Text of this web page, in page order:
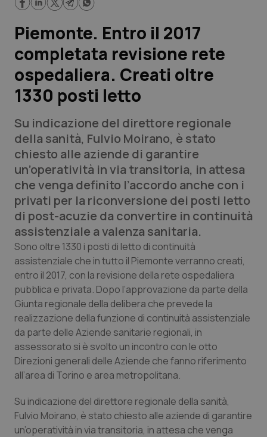
Lavoro e Professioni
Scienza e Farmaci
Studi e Analisi
Lettere al direttore
Edizioni Regionali
QS Pro
Professionisti Sanitari.AI
Abruzzo
Basilicata
Calabria
Campania
Emilia-Romagna
Friuli Venezia Giulia
Lazio
QS Pro Gold
Artrite & artrosi
Asma & BPCO
Car-T
Colesterolo & coronaropatie
Dermatite Atopica
Diabete & glucometri
QS Club Newsletter
Piemonte. Entro il 2017
completata revisione rete
ospedaliera. Creati oltre
1330 posti letto
Su indicazione del direttore regionale
della sanità, Fulvio Moirano, è stato
chiesto alle aziende di garantire
un’operatività in via transitoria, in attesa
che venga definito l’accordo anche con i
privati per la riconversione dei posti letto
di post-acuzie da convertire in continuità
assistenziale a valenza sanitaria.
Sono oltre 1330 i posti di letto di continuità
assistenziale che in tutto il Piemonte verranno creati,
entro il 2017, con la revisione della rete ospedaliera
pubblica e privata. Dopo l’approvazione da parte della
Giunta regionale della delibera che prevede la
realizzazione della funzione di continuità assistenziale
da parte delle Aziende sanitarie regionali, in
assessorato si è svolto un incontro con le otto
Direzioni generali delle Aziende che fanno riferimento
all’area di Torino e area metropolitana.
Su indicazione del direttore regionale della sanità,
Fulvio Moirano, è stato chiesto alle aziende di garantire
un’operatività in via transitoria, in attesa che venga